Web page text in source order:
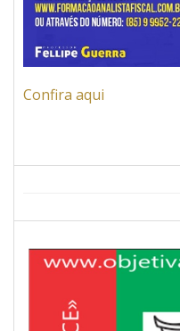
Confira aqui